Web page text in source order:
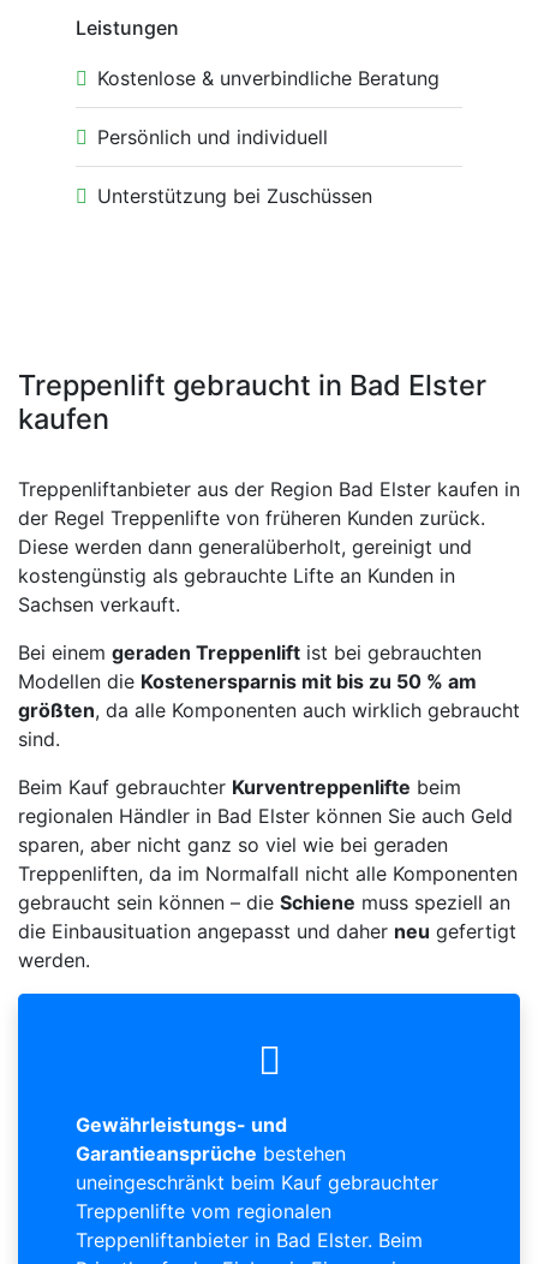
Leistungen
Kostenlose & unverbindliche Beratung
Persönlich und individuell
Unterstützung bei Zuschüssen
Treppenlift gebraucht in Bad Elster
kaufen
Treppenliftanbieter aus der Region Bad Elster kaufen in
der Regel Treppenlifte von früheren Kunden zurück.
Diese werden dann generalüberholt, gereinigt und
kostengünstig als gebrauchte Lifte an Kunden in
Sachsen verkauft.
Bei einem geraden Treppenlift ist bei gebrauchten
Modellen die Kostenersparnis mit bis zu 50 % am
größten, da alle Komponenten auch wirklich gebraucht
sind.
Beim Kauf gebrauchter Kurventreppenlifte beim
regionalen Händler in Bad Elster können Sie auch Geld
sparen, aber nicht ganz so viel wie bei geraden
Treppenliften, da im Normalfall nicht alle Komponenten
gebraucht sein können – die Schiene muss speziell an
die Einbausituation angepasst und daher neu gefertigt
werden.
Gewährleistungs- und
Garantieansprüche bestehen
uneingeschränkt beim Kauf gebrauchter
Treppenlifte vom regionalen
Treppenliftanbieter in Bad Elster. Beim